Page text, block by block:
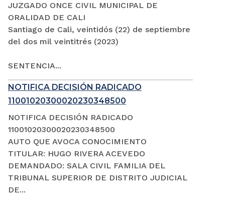
JUZGADO ONCE CIVIL MUNICIPAL DE
ORALIDAD DE CALI
Santiago de Cali, veintidós (22) de septiembre
del dos mil veintitrés (2023)
SENTENCIA...
NOTIFICA DECISIÓN RADICADO
11001020300020230348500
NOTIFICA DECISIÓN RADICADO
11001020300020230348500
AUTO QUE AVOCA CONOCIMIENTO
TITULAR: HUGO RIVERA ACEVEDO
DEMANDADO: SALA CIVIL FAMILIA DEL
TRIBUNAL SUPERIOR DE DISTRITO JUDICIAL
DE...